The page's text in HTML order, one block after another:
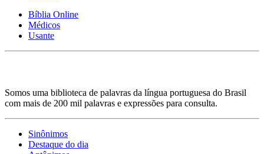
Bíblia Online
Médicos
Usante
Somos uma biblioteca de palavras da língua portuguesa do Brasil
com mais de 200 mil palavras e expressões para consulta.
Sinônimos
Destaque do dia